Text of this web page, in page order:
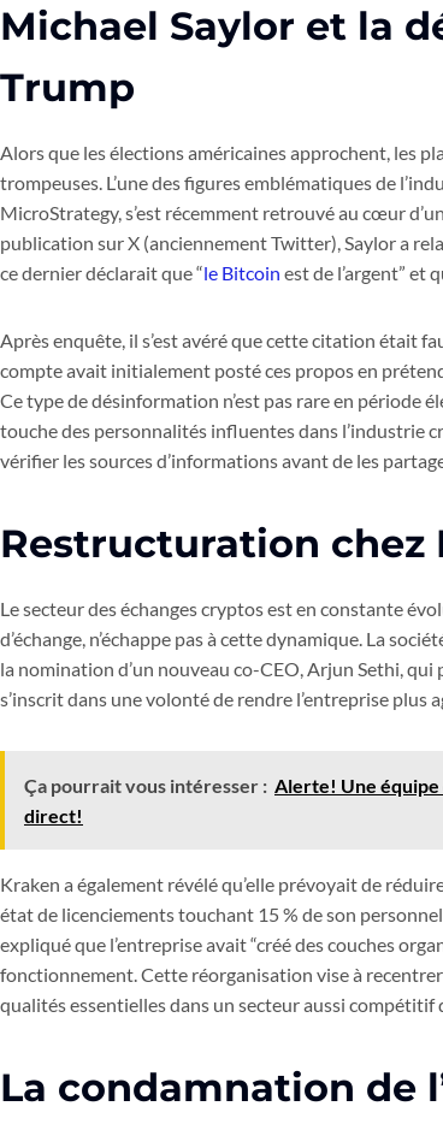
Michael Saylor et la
Trump
Alors que les élections américaines approchent, les
trompeuses. L’une des figures emblématiques de
MicroStrategy, s’est récemment retrouvé au cœur
publication sur X (anciennement Twitter), Saylor a
ce dernier déclarait que “le Bitcoin est de l’argent” et
Après enquête, il s’est avéré que cette citation était
compte avait initialement posté ces propos en
Ce type de désinformation n’est pas rare en période
touche des personnalités influentes dans l’industrie
vérifier les sources d’informations avant de les
Restructuration chez
Le secteur des échanges cryptos est en constante
d’échange, n’échappe pas à cette dynamique. La
la nomination d’un nouveau co-CEO, Arjun Sethi,
s’inscrit dans une volonté de rendre l’entreprise
Ça pourrait vous intéresser : Alerte! Une équipe
direct!
Kraken a également révélé qu’elle prévoyait de
état de licenciements touchant 15 % de son
expliqué que l’entreprise avait “créé des couches
fonctionnement. Cette réorganisation vise à recentrer
qualités essentielles dans un secteur aussi compétitif
La condamnation de